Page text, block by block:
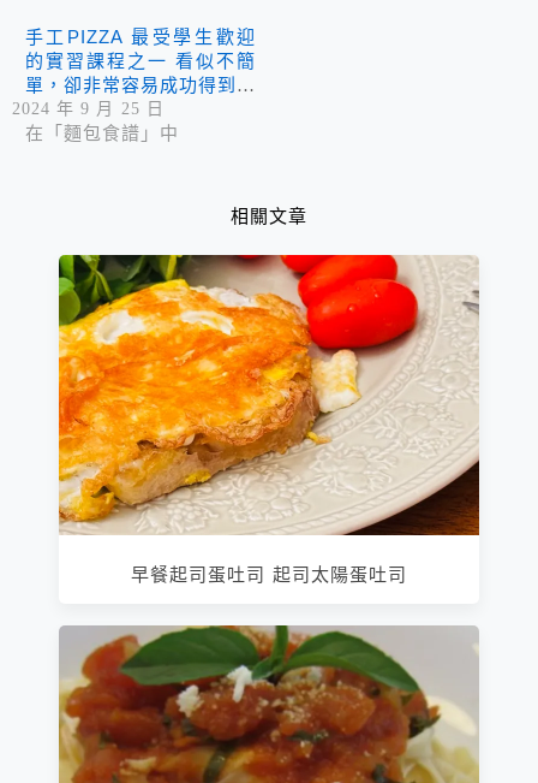
手工PIZZA 最受學生歡迎
的實習課程之一 看似不簡
單，卻非常容易成功得到成
就感！ 煮是愛：連披薩都
可以做成愛心呢！真是愛心
2024 年 9 月 25 日
在「麵包食譜」中
相關文章
早餐起司蛋吐司 起司太陽蛋吐司